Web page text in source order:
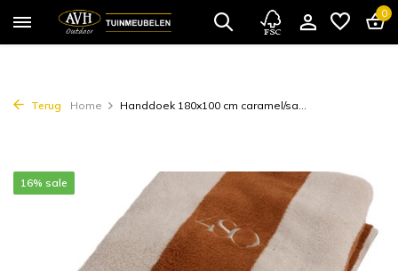
0
Terug Home Handdoek 180x100 cm caramel/sa...
16% sale